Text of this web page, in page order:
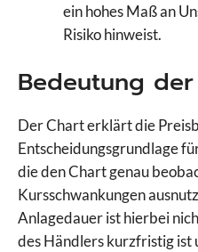
ein hohes Maß an
Risiko hinweist.
Bedeutung
Der Chart erklärt die
Entscheidungsgrundlage
die den Chart genau
Kursschwankungen
Anlagedauer ist hierbei
des Händlers kurzfristig